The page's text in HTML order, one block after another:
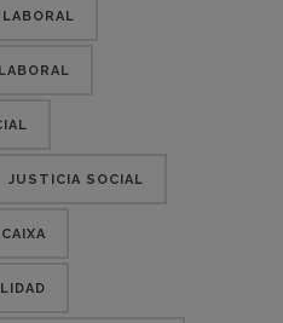
JUSTICIA SOCIAL